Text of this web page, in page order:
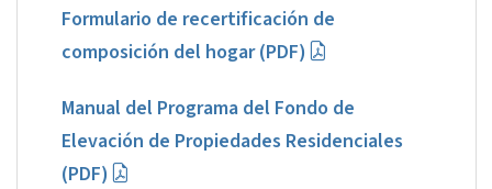
Formulario de recertificación de
composición del hogar (PDF)
Manual del Programa del Fondo de
Elevación de Propiedades Residenciales
(PDF)